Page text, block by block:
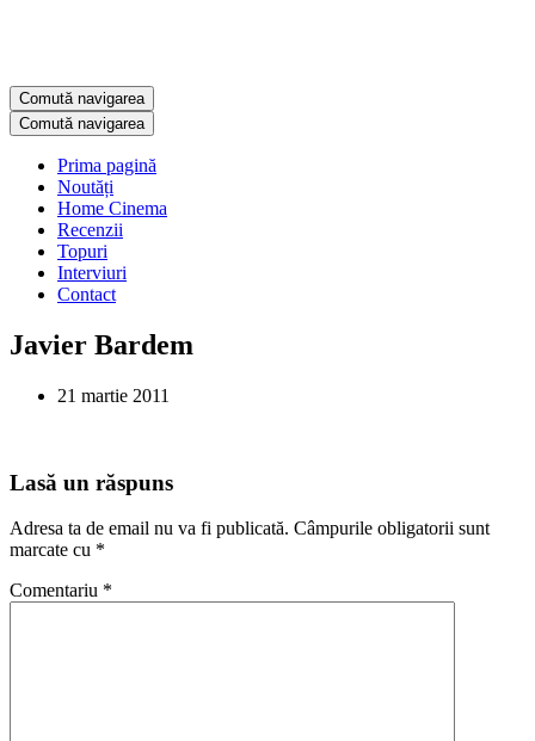
Comută navigarea
Comută navigarea
Prima pagină
Noutăți
Home Cinema
Recenzii
Topuri
Interviuri
Contact
Javier Bardem
21 martie 2011
Lasă un răspuns
Adresa ta de email nu va fi publicată. Câmpurile obligatorii sunt
marcate cu *
Comentariu *